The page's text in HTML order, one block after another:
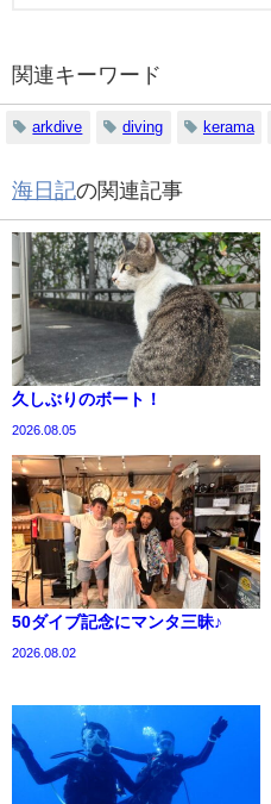
関連キーワード
arkdive diving kerama
海日記の関連記事
久しぶりのボート！
2026.08.05
50ダイブ記念にマンタ三昧♪
2026.08.02